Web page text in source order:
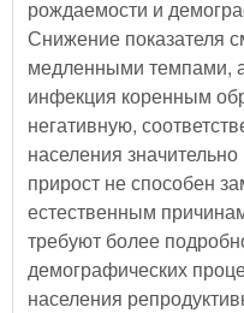
рождаемости и
Снижение показателя
медленными темпами,
инфекция коренным
негативную,
населения
прирост не способен
естественным
требуют более
демографических
населения